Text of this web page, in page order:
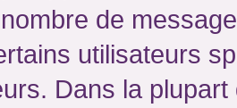
de
utilisateurs
Dans la